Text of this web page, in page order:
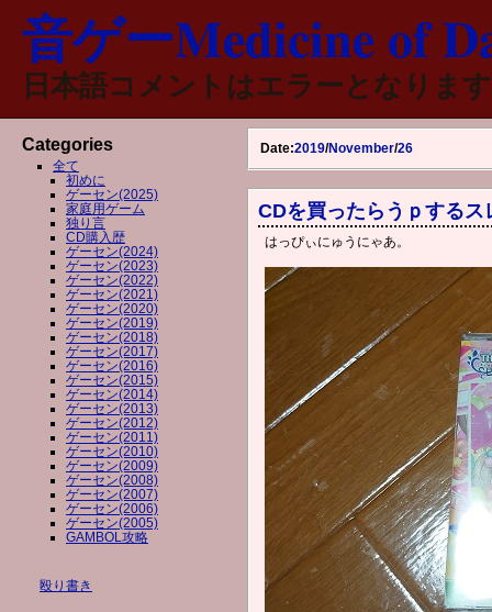
音ゲーMedicine of
日本語コメントはエラーとなりま
Date:2019/November/26
CDを買ったらうｐするス
はっぴぃにゅうにゃあ。
Categories
全て
初めに
ゲーセン(2025)
家庭用ゲーム
独り言
CD購入歴
ゲーセン(2024)
ゲーセン(2023)
ゲーセン(2022)
ゲーセン(2021)
ゲーセン(2020)
ゲーセン(2019)
ゲーセン(2018)
ゲーセン(2017)
ゲーセン(2016)
ゲーセン(2015)
ゲーセン(2014)
ゲーセン(2013)
ゲーセン(2012)
ゲーセン(2011)
ゲーセン(2010)
ゲーセン(2009)
ゲーセン(2008)
ゲーセン(2007)
ゲーセン(2006)
ゲーセン(2005)
GAMBOL攻略
殴り書き